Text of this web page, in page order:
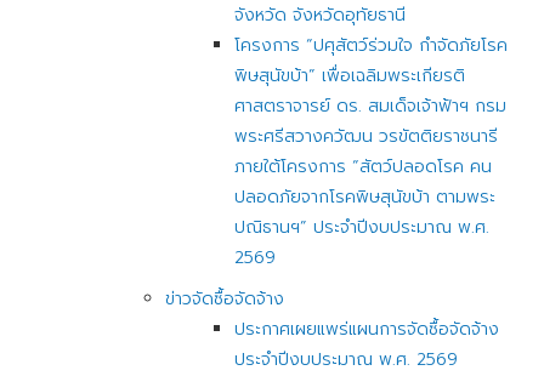
จังหวัด จังหวัดอุทัยธานี
โครงการ “ปศุสัตว์ร่วมใจ กำจัดภัยโรค
พิษสุนัขบ้า” เพื่อเฉลิมพระเกียรติ
ศาสตราจารย์ ดร. สมเด็จเจ้าฟ้าฯ กรม
พระศรีสวางควัฒน วรขัตติยราชนารี
ภายใต้โครงการ “สัตว์ปลอดโรค คน
ปลอดภัยจากโรคพิษสุนัขบ้า ตามพระ
ปณิธานฯ” ประจำปีงบประมาณ พ.ศ.
2569
ข่าวจัดซื้อจัดจ้าง
ประกาศเผยแพร่แผนการจัดซื้อจัดจ้าง
ประจำปีงบประมาณ พ.ศ. 2569